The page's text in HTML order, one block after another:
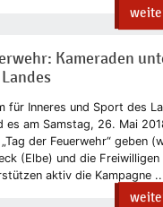
Kameraden
für Inneres und Sport des
am Samstag, 26. Mai
der Feuerwehr“ geben
(Elbe) und die Freiwilligen
aktiv die Kampagne